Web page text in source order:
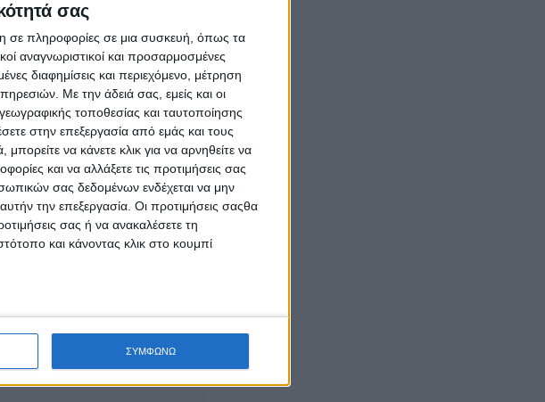
σας
σε πληροφορίες σε μια συσκευή, όπως τα
αναγνωριστικοί και προσαρμοσμένες
διαφημίσεις και περιεχόμενο, μέτρηση
Με την άδειά σας, εμείς και οι
τοποθεσίας και ταυτοποίησης
στην επεξεργασία από εμάς και τους
να κάνετε κλικ για να αρνηθείτε να
και να αλλάξετε τις προτιμήσεις σας
σας δεδομένων ενδέχεται να μην
την επεξεργασία. Οι προτιμήσεις σαςθα
σας ή να ανακαλέσετε τη
και κάνοντας κλικ στο κουμπί
ΣΥΜΦΩΝΩ